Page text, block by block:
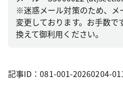
※迷惑メール対策のため、メ
変更しております。お手数
換えて御利用ください。
記事ID：081-001-20260204-